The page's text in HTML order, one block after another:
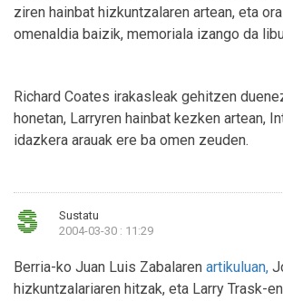
ziren hainbat hizkuntzalaren artean, eta
omenaldia baizik, memoriala izango da
Richard Coates irakasleak gehitzen
honetan, Larryren hainbat kezken artean,
idazkera arauak ere ba omen zeuden.
Sustatu
2004-03-30 : 11:29
Berria-ko Juan Luis Zabalaren artikuluan,
hizkuntzalariaren hitzak, eta Larry Trask-